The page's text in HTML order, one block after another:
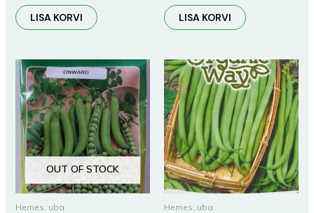
LISA KORVI LISA KORVI
OUT OF STOCK
Hernes, uba Hernes, uba